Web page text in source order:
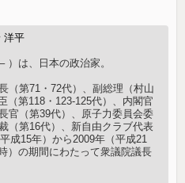
洋平
）は、日本の政治家。
（第71・72代）、副総理（村山
（第118・123-125代）、内閣官
官（第39代）、原子力委員会委
（第16代）、新自由クラブ代表
成15年）から2009年（平成21
）の期間にわたって衆議院議長